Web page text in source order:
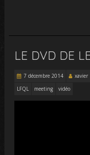
LE DVD DE
7 décembre 2014 xavier
LFQL
meeting vidéo